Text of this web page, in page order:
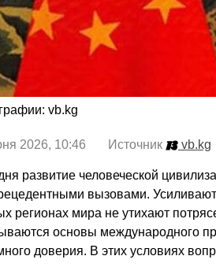
vb.kg
2026, 10:46 Источник vb.kg
развитие человеческой
вызовами.
регионах мира не утихают
основы международного
доверия. В этих условиях